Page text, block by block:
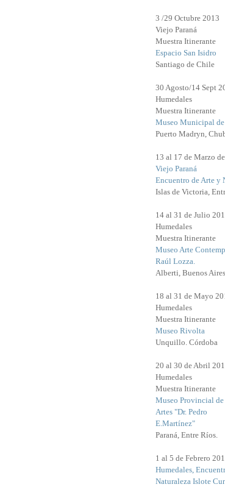
3 /29 Octubre 2013
Viejo Paraná
Muestra Itinerante
Espacio San Isidro
Santiago de Chile
30 Agosto/14 Sept
Humedales
Muestra Itinerante
Museo Municipal
Puerto Madryn,
13 al 17 de Marzo
Viejo Paraná
Encuentro de Arte y
Islas de Victoria,
14 al 31 de Julio
Humedales
Muestra Itinerante
Museo Arte
Raúl Lozza.
Alberti, Buenos Aires.
18 al 31 de Mayo
Humedales
Muestra Itinerante
Museo Rivolta
Unquillo. Córdoba
20 al 30 de Abril
Humedales
Muestra Itinerante
Museo Provincial
Artes "Dr. Pedro
E.Martínez"
Paraná, Entre Ríos.
1 al 5 de Febrero
Humedales,
Naturaleza Islote